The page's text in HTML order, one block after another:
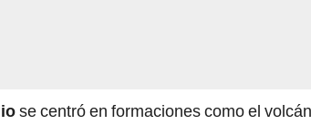
se centró en formaciones como el